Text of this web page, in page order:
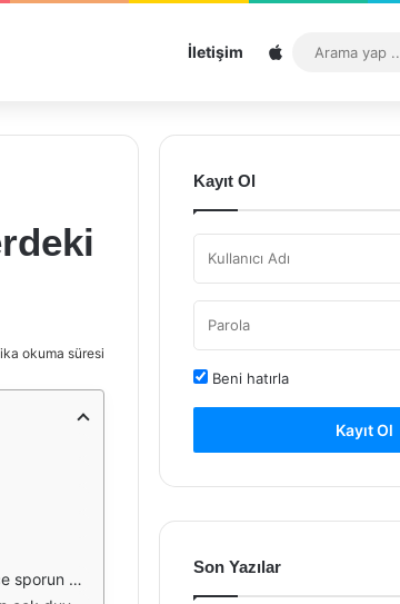
İletişim Sitemap
okuma süresi
sembolü olmasına katkı sağlar.
Kayıt Ol
Beni hatırla
Kayıt Ol
Son Yazılar